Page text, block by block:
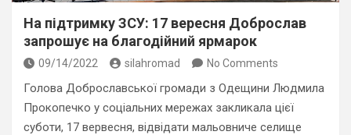
На підтримку ЗСУ: 17 вересня Доброслав
запрошує на благодійний ярмарок
09/14/2022 silahromad No Comments
Голова Доброславської громади з Одещини Людмила
Прокопечко у соціальних мережах закликала цієї
суботи, 17 вервесня, відвідати мальовниче селище